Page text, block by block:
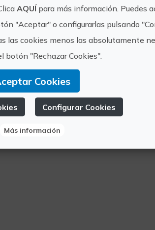
AQUÍpara más información. Puedes
"Aceptar" o configurarlas pulsando
las cookies menos las absolutamente
botón "Rechazar Cookies".
Cookies
Configurar Cookies
Más información